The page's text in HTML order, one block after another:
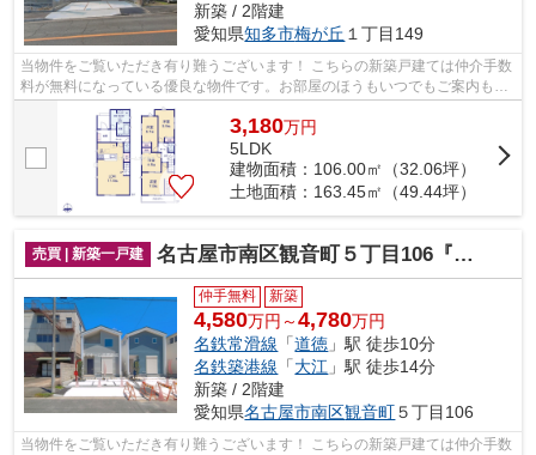
新築 / 2階建
愛知県知多市梅が丘 １丁目149
当物件をご覧いただき有り難うございます！ こちらの新築戸建ては仲介手数
料が無料になっている優良な物件です。お部屋のほうもいつでもご案内もさ
せて頂きますのでお気軽にお問合せ下...
3,180万円
5LDK
建物面積：106.00㎡（32.06坪）
土地面積：163.45㎡（49.44坪）
売買 | 新築一戸建 名古屋市南区観音町５丁目106『仲介料無料』新築戸建て
仲手無料 新築
4,580万円～4,780万円
名鉄常滑線 「道徳 」駅 徒歩10分
名鉄築港線 「大江 」駅 徒歩14分
新築 / 2階建
愛知県名古屋市南区観音町５丁目106
当物件をご覧いただき有り難うございます！ こちらの新築戸建ては仲介手数